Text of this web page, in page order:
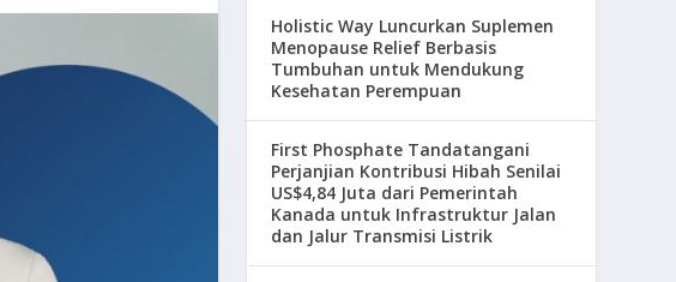
Holistic Way Luncurkan Suplemen
Menopause Relief Berbasis
Tumbuhan untuk Mendukung
Kesehatan Perempuan
First Phosphate Tandatangani
Perjanjian Kontribusi Hibah Senilai
US$4,84 Juta dari Pemerintah
Kanada untuk Infrastruktur Jalan
dan Jalur Transmisi Listrik